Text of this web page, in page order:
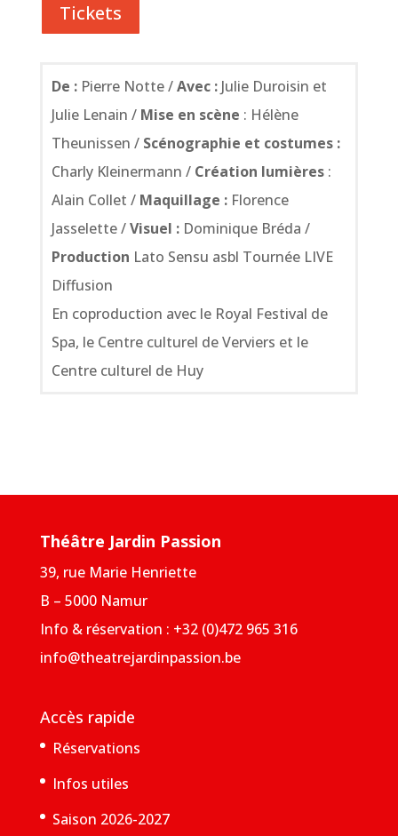
Tickets
De : Pierre Notte /Avec :Julie Duroisin et
Julie Lenain /Mise en scène : Hélène
Theunissen / Scénographie et costumes :
Charly Kleinermann / Création lumières :
Alain Collet / Maquillage :Florence
Jasselette /Visuel :Dominique Bréda /
Production Lato Sensu asbl Tournée LIVE
Diffusion
En coproduction avec le Royal Festival de
Spa, le Centre culturel de Verviers et le
Centre culturel de Huy
Théâtre Jardin Passion
39, rue Marie Henriette
B – 5000 Namur
Info & réservation : +32 (0)472 965 316
info@theatrejardinpassion.be
Accès rapide
Réservations
Infos utiles
Saison 2026-2027